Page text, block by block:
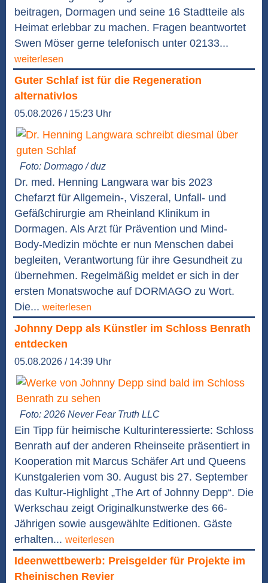
beitragen, Dormagen und seine 16 Stadtteile als
Heimat erlebbar zu machen. Fragen beantwortet
Swen Möser gerne telefonisch unter 02133...
weiterlesen
Guter Schlaf ist für die Regeneration
alternativlos
05.08.2026 / 15:23 Uhr
Foto: Dormago / duz
Dr. med. Henning Langwara war bis 2023
Chefarzt für Allgemein-, Viszeral, Unfall- und
Gefäßchirurgie am Rheinland Klinikum in
Dormagen. Als Arzt für Prävention und Mind-
Body-Medizin möchte er nun Menschen dabei
begleiten, Verantwortung für ihre Gesundheit zu
übernehmen. Regelmäßig meldet er sich in der
ersten Monatswoche auf DORMAGO zu Wort.
Die... weiterlesen
Johnny Depp als Künstler im Schloss Benrath
entdecken
05.08.2026 / 14:39 Uhr
Foto: 2026 Never Fear Truth LLC
Ein Tipp für heimische Kulturinteressierte: Schloss
Benrath auf der anderen Rheinseite präsentiert in
Kooperation mit Marcus Schäfer Art und Queens
Kunstgalerien vom 30. August bis 27. September
das Kultur-Highlight „The Art of Johnny Depp“. Die
Werkschau zeigt Originalkunstwerke des 66-
Jährigen sowie ausgewählte Editionen. Gäste
erhalten... weiterlesen
Ideenwettbewerb: Preisgelder für Projekte im
Rheinischen Revier